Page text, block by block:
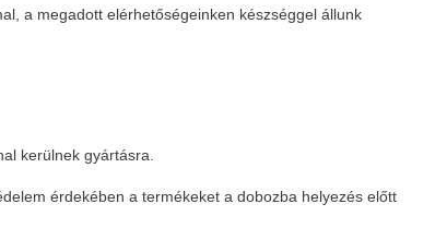
a megadott elérhetőségeinken készséggel állunk
kerülnek gyártásra.
érdekében a termékeket a dobozba helyezés előtt